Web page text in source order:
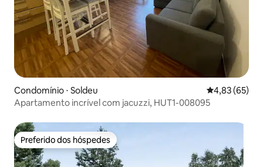
Condomínio ⋅ Soldeu 4,83 de uma
4,83 (65)
Apartamento incrível com jacuzzi, HUT1-008095
Preferido dos hóspedes
Preferido dos hóspedes